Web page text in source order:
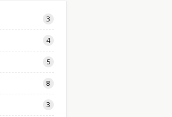
3
4
5
8
3